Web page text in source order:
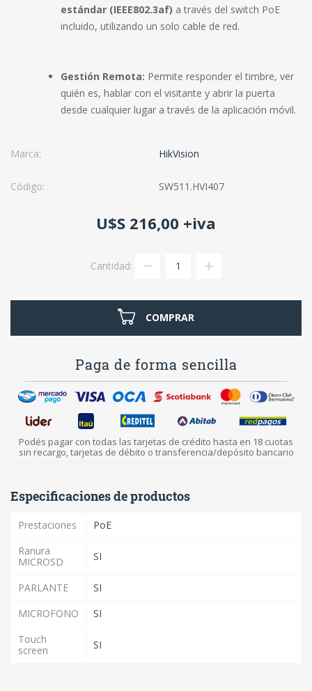
estándar (IEEE802.3af) a través del switch PoE
incluido, utilizando un solo cable de red.
Gestión Remota: Permite responder el timbre, ver
quién es, hablar con el visitante y abrir la puerta
desde cualquier lugar a través de la aplicación móvil.
Marca: HikVision
Código: SW511.HVI407
U$S 216,00 +iva
Cantidad:
COMPRAR
Paga de forma sencilla
Podés pagar con todas las tarjetas de crédito hasta en 18 cuotas
sin recargo, tarjetas de débito o transferencia/depósito bancario
Especificaciones de productos
Prestaciones
PoE
Ranura
MICROSD
SI
PARLANTE
SI
MICROFONO
SI
Touch
screen
SI